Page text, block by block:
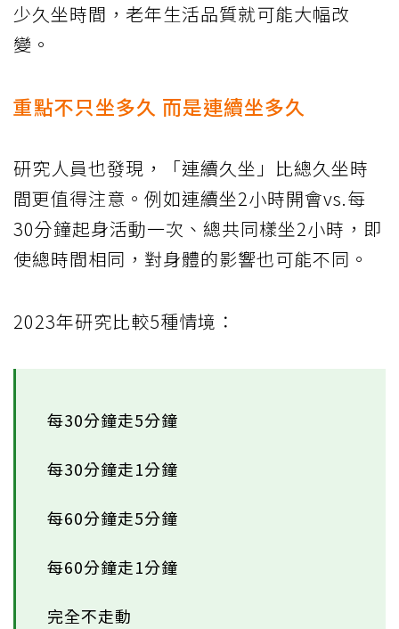
少久坐時間，老年生活品質就可能大幅改
變。
重點不只坐多久 而是連續坐多久
研究人員也發現，「連續久坐」比總久坐時
間更值得注意。例如連續坐2小時開會vs.每
30分鐘起身活動一次、總共同樣坐2小時，即
使總時間相同，對身體的影響也可能不同。
2023年研究比較5種情境：
每30分鐘走5分鐘
每30分鐘走1分鐘
每60分鐘走5分鐘
每60分鐘走1分鐘
完全不走動